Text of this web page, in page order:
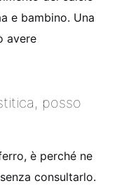
e bambino. Una
avere
posso
è perché ne
consultarlo.